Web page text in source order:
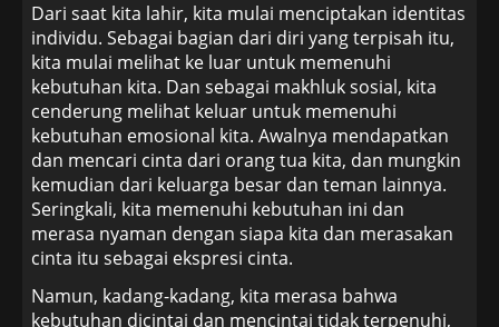
Dari saat kita lahir, kita mulai menciptakan identitas
individu. Sebagai bagian dari diri yang terpisah itu,
kita mulai melihat ke luar untuk memenuhi
kebutuhan kita. Dan sebagai makhluk sosial, kita
cenderung melihat keluar untuk memenuhi
kebutuhan emosional kita. Awalnya mendapatkan
dan mencari cinta dari orang tua kita, dan mungkin
kemudian dari keluarga besar dan teman lainnya.
Seringkali, kita memenuhi kebutuhan ini dan
merasa nyaman dengan siapa kita dan merasakan
cinta itu sebagai ekspresi cinta.
Namun, kadang-kadang, kita merasa bahwa
kebutuhan dicintai dan mencintai tidak terpenuhi,